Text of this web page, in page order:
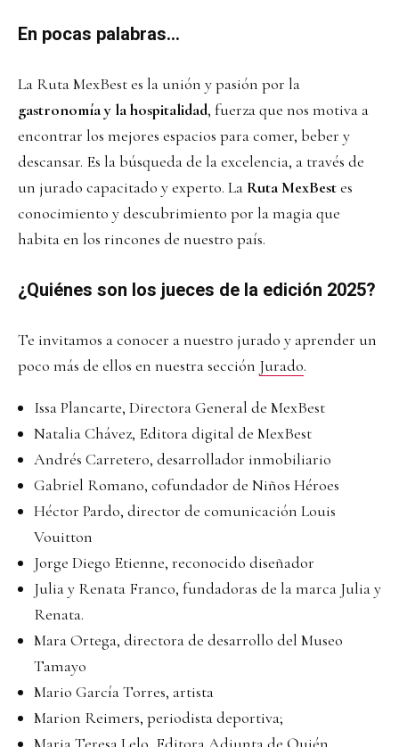
En pocas palabras…
La Ruta MexBest es la unión y pasión por la
gastronomía y la hospitalidad, fuerza que nos motiva a
encontrar los mejores espacios para comer, beber y
descansar. Es la búsqueda de la excelencia, a través de
un jurado capacitado y experto. La Ruta MexBestes
conocimiento y descubrimiento por la magia que
habita en los rincones de nuestro país.
¿Quiénes son los jueces de la edición 2025?
Te invitamos a conocer a nuestro jurado y aprender un
poco más de ellos en nuestra sección Jurado.
Issa Plancarte, Directora General de MexBest
Natalia Chávez, Editora digital de MexBest
Andrés Carretero, desarrollador inmobiliario
Gabriel Romano, cofundador de Niños Héroes
Héctor Pardo, director de comunicación Louis
Vouitton
Jorge Diego Etienne, reconocido diseñador
Julia y Renata Franco, fundadoras de la marca Julia y
Renata.
Mara Ortega, directora de desarrollo del Museo
Tamayo
Mario García Torres, artista
Marion Reimers, periodista deportiva;